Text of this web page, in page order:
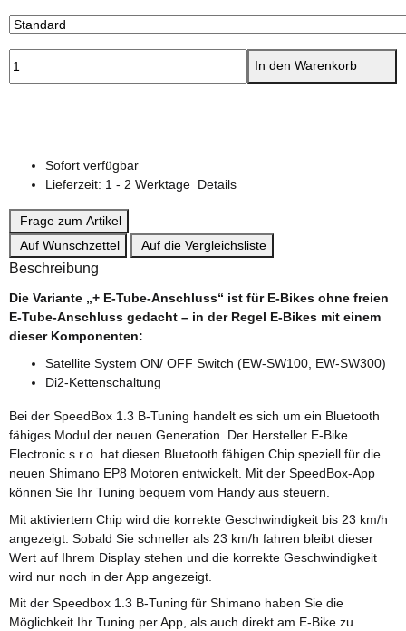
In den Warenkorb
Sofort verfügbar
Lieferzeit: 1 - 2 Werktage Details
Frage zum Artikel
Auf Wunschzettel
Auf die Vergleichsliste
Beschreibung
Die Variante „+ E-Tube-Anschluss“ ist für E-Bikes ohne freien
E-Tube-Anschluss gedacht – in der Regel E-Bikes mit einem
dieser Komponenten:
Satellite System ON/ OFF Switch (EW-SW100, EW-SW300)
Di2-Kettenschaltung
Bei der SpeedBox 1.3 B-Tuning handelt es sich um ein Bluetooth
fähiges Modul der neuen Generation. Der Hersteller E-Bike
Electronic s.r.o. hat diesen Bluetooth fähigen Chip speziell für die
neuen Shimano EP8 Motoren entwickelt. Mit der SpeedBox-App
können Sie Ihr Tuning bequem vom Handy aus steuern.
Mit aktiviertem Chip wird die korrekte Geschwindigkeit bis 23 km/h
angezeigt. Sobald Sie schneller als 23 km/h fahren bleibt dieser
Wert auf Ihrem Display stehen und die korrekte Geschwindigkeit
wird nur noch in der App angezeigt.
Mit der Speedbox 1.3 B-Tuning für Shimano haben Sie die
Möglichkeit Ihr Tuning per App, als auch direkt am E-Bike zu